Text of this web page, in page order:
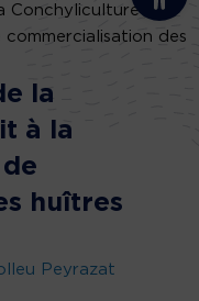
Conchyliculture
des
la
à la
huîtres
Peyrazat